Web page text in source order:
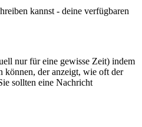
kannst - deine verfügbaren
nur für eine gewisse Zeit) indem
können, der anzeigt, wie oft der
sollten eine Nachricht